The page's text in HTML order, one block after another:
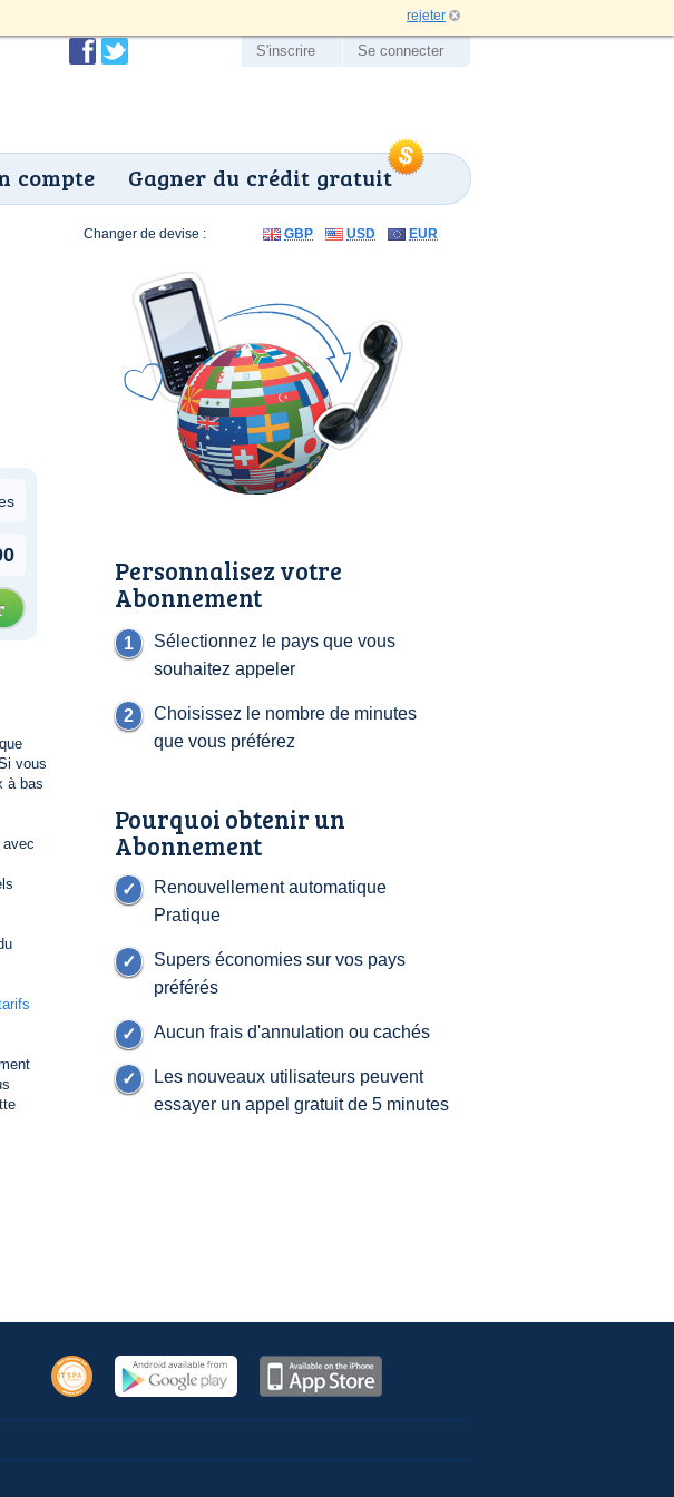
rejeter
Gagner du crédit gratuit
compte
S'inscrire Se connecter
Changer de devise : GBP USD EUR
vous
à bas
Personnalisez votre
Abonnement
Sélectionnez le pays que vous
souhaitez appeler
Choisissez le nombre de minutes
que vous préférez
Pourquoi obtenir un
Abonnement
Renouvellement automatique
Pratique
Supers économies sur vos pays
préférés
Aucun frais d'annulation ou cachés
Les nouveaux utilisateurs peuvent
essayer un appel gratuit de 5 minutes